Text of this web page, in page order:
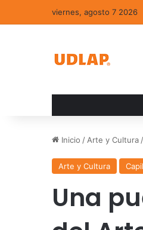
viernes, agosto 7 2026
Inicio / Arte y Cultura /
Arte y Cultura
Una